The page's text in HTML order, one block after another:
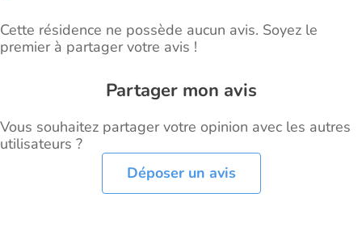
Cette résidence ne possède aucun avis. Soyez le
premier à partager votre avis !
Partager mon avis
Vous souhaitez partager votre opinion avec les autres
utilisateurs ?
Déposer un avis